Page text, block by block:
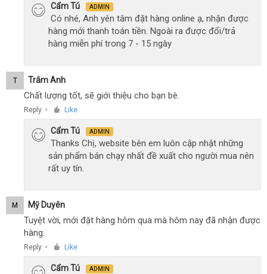
Cẩm Tú ADMIN
Có nhé, Anh yên tâm đặt hàng online ạ, nhận được
hàng mới thanh toán tiền. Ngoài ra được đổi/trả
hàng miễn phí trong 7 - 15 ngày
T Trâm Anh
Chất lượng tốt, sẽ giới thiệu cho bạn bè.
Reply ● Like
Cẩm Tú ADMIN
Thanks Chị, website bên em luôn cập nhật những
sản phẩm bán chạy nhất đề xuất cho người mua nên
rất uy tín.
M Mỹ Duyên
Tuyệt vời, mới đặt hàng hôm qua mà hôm nay đã nhận được
hàng.
Reply ● Like
Cẩm Tú ADMIN